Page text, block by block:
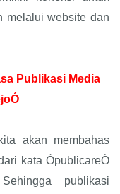
melalui website dan
Publikasi Media
akan membahas
kata ÒpublicareÓ
publikasi